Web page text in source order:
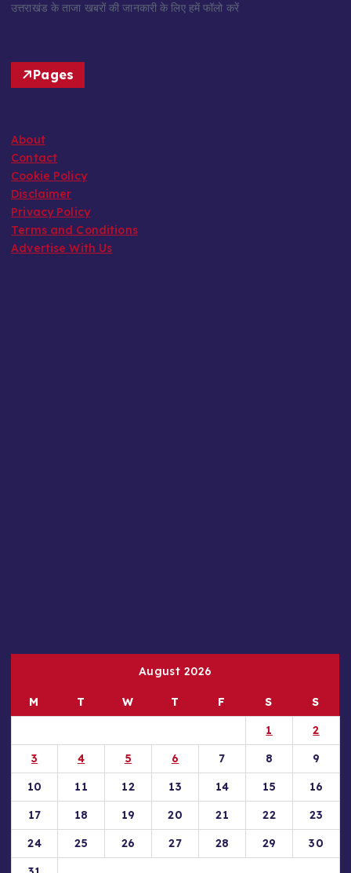
उत्तराखंड के ताजा खबरों की जानकारी के लिए हमें फॉलो करें
Pages
About
Contact
Cookie Policy
Disclaimer
Privacy Policy
Terms and Conditions
Advertise With Us
August 2026
M T W T F S
S
1
2
3
4 5 6 7 8
9
10
11 12 13 14 15
16
17
18 19 20 21 22
23
24
25 26 27 28 29
30